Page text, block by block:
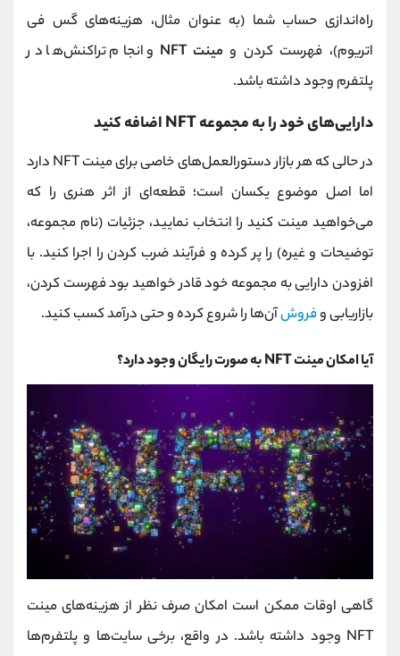
راه‌اندازی حساب شما (به عنوان مثال، هزینه‌های گس فی
اتریوم)، فهرست کردن و مینت NFT
و انجام تراکنش‌ها در
پلتفرم وجود داشته باشد.
دارایی‌های خود را به مجموعه NFT اضافه کنید
در حالی که هر بازار دستورالعمل‌های خاصی برای مینت NFT دارد
اما اصل موضوع یکسان است؛ قطعه‌ای از اثر هنری را که
می‌خواهید مینت کنید را انتخاب نمایید، جزئیات (نام مجموعه،
توضیحات و غیره) را پر کرده و فرآیند ضرب کردن را اجرا کنید. با
افزودن دارایی به مجموعه خود قادر خواهید بود فهرست کردن،
بازاریابی وفروشآن‌ها را شروع کرده و حتی درآمد کسب کنید.
آیا امکان مینت NFT به صورت رایگان وجود دارد؟
گاهی اوقات ممکن است امکان صرف نظر از هزینه‌های مینت
NFT وجود داشته باشد. در واقع، برخی سایت‌ها و پلتفرم‌ها